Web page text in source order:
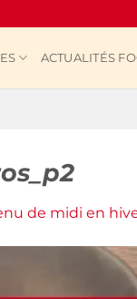
ACTUALITÉS
de midi en